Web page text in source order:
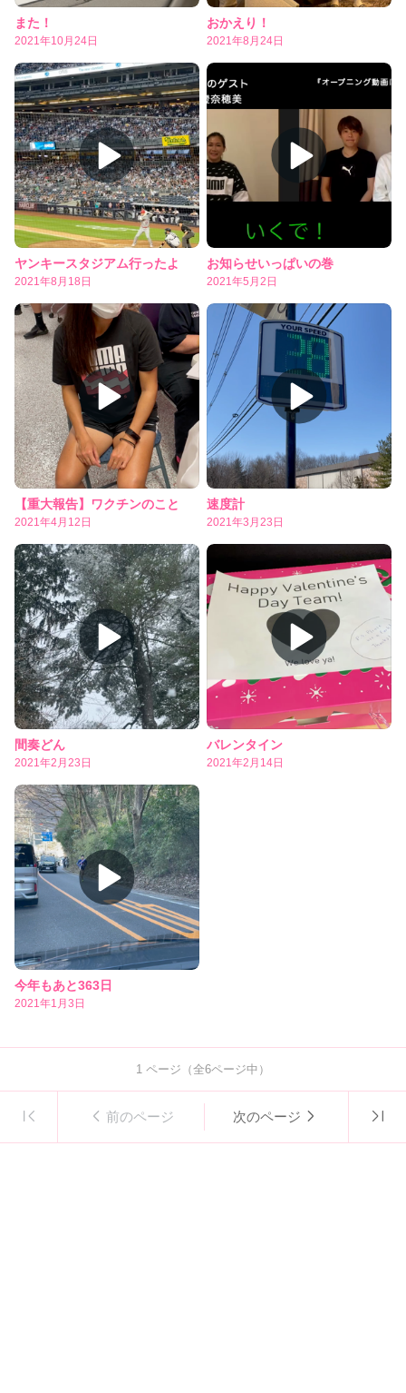
また！
2021年10月24日
おかえり！
2021年8月24日
ヤンキースタジアム行ったよ
2021年8月18日
お知らせいっぱいの巻
2021年5月2日
【重大報告】ワクチンのこと
2021年4月12日
速度計
2021年3月23日
間奏どん
2021年2月23日
バレンタイン
2021年2月14日
今年もあと363日
2021年1月3日
1 ページ（全6ページ中）
前のページ 次のページ